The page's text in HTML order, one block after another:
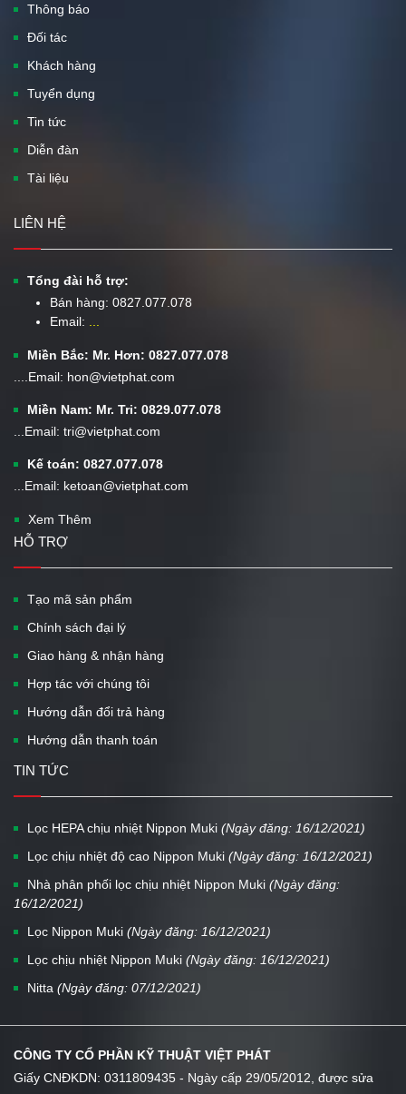
Thông báo
Đối tác
Khách hàng
Tuyển dụng
Tin tức
Diễn đàn
Tài liệu
LIÊN HỆ
Tổng đài hỗ trợ:
Bán hàng: 0827.077.078
Email:
Miền Bắc: Mr. Hơn: 0827.077.078
....Email: hon@vietphat.com
Miền Nam: Mr. Tri: 0829.077.078
...Email: tri@vietphat.com
Kế toán: 0827.077.078
...Email: ketoan@vietphat.com
Xem Thêm
HỖ TRỢ
Tạo mã sản phẩm
Chính sách đại lý
Giao hàng & nhận hàng
Hợp tác với chúng tôi
Hướng dẫn đổi trả hàng
Hướng dẫn thanh toán
TIN TỨC
Lọc HEPA chịu nhiệt Nippon Muki (Ngày đăng: 16/12/2021)
Lọc chịu nhiệt độ cao Nippon Muki (Ngày đăng: 16/12/2021)
Nhà phân phối lọc chịu nhiệt Nippon Muki (Ngày đăng:
16/12/2021)
Lọc Nippon Muki (Ngày đăng: 16/12/2021)
Lọc chịu nhiệt Nippon Muki (Ngày đăng: 16/12/2021)
Nitta (Ngày đăng: 07/12/2021)
CÔNG TY CỔ PHẦN KỸ THUẬT VIỆT PHÁT
Giấy CNĐKDN: 0311809435 - Ngày cấp 29/05/2012, được sửa